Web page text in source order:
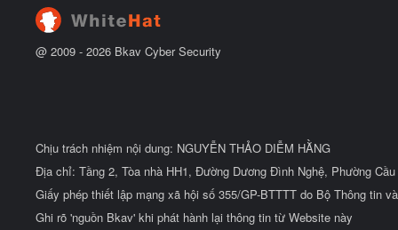
@ 2009 - 2026 Bkav Cyber Security
Chịu trách nhiệm nội dung: NGUYỄN THẢO DIỄM HẰNG
Địa chỉ: Tầng 2, Tòa nhà HH1, Đường Dương Đình Nghệ, Phường
Giấy phép thiết lập mạng xã hội số 355/GP-BTTTT do Bộ Thông tin
Ghi rõ 'nguồn Bkav' khi phát hành lại thông tin từ Website này